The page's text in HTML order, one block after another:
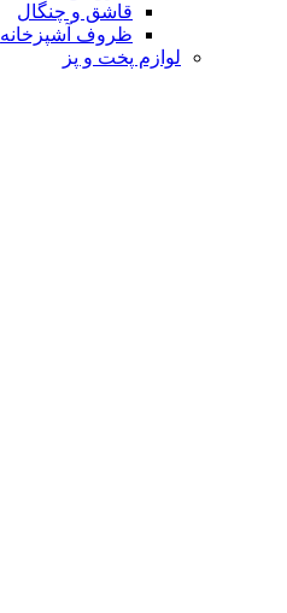
قاشق و چنگال
ظروف آشپزخانه
لوازم پخت و پز